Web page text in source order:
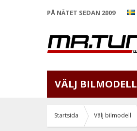
PÅ NÄTET SEDAN 2009
VÄLJ BILMODELL
Startsida Välj bilmodell